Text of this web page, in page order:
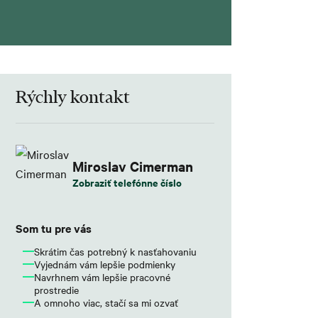
Rýchly kontakt
Miroslav Cimerman
Zobraziť telefónne číslo
Som tu pre vás
Skrátim čas potrebný k nasťahovaniu
Vyjednám vám lepšie podmienky
Navrhnem vám lepšie pracovné
prostredie
A omnoho viac, stačí sa mi ozvať